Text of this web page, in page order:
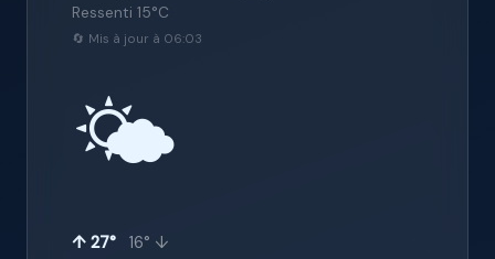
Ressenti 15°C
🔄 Mis à jour à 06:03
🌤️
↑ 27° 16° ↓